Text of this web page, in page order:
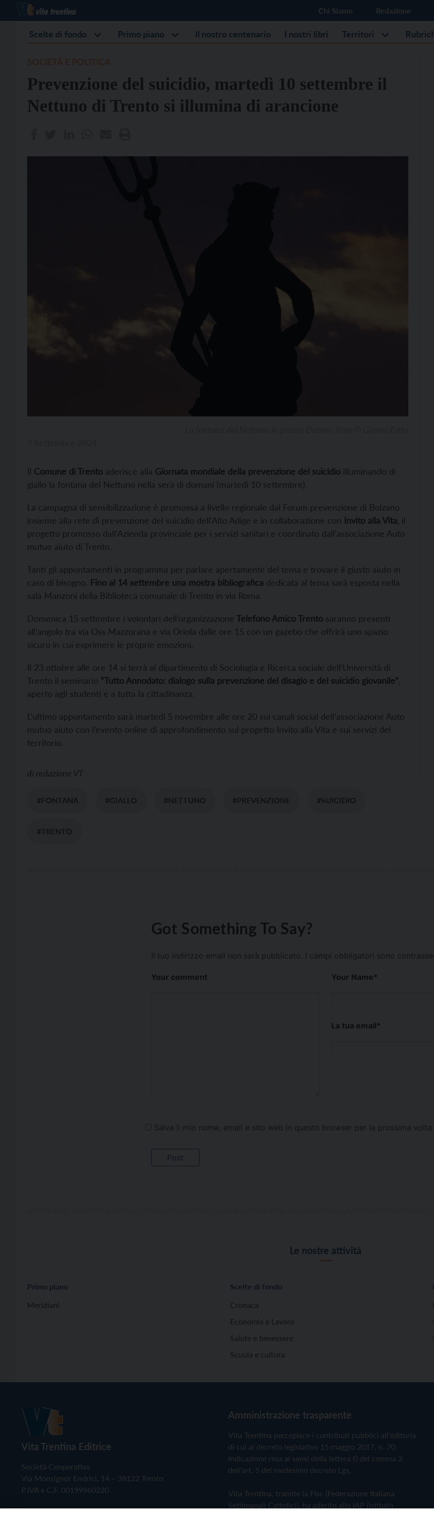
Chi Siamo Redazione
Scelte di fondo Primo piano Il nostro centenario I nostri libri Territori
Prevenzione del suicidio, martedì 10 settembre il
Nettuno di Trento si illumina di arancione
Il Comune di Trento aderisce alla Giornata mondiale della prevenzione del suicidio illuminando di
giallo la fontana del Nettuno nella sera di domani (martedì 10 settembre).
La campagna di sensibilizzazione è promossa a livello regionale dal Forum prevenzione di Bolzano
insieme alla rete di prevenzione del suicidio dell’Alto Adige e in collaborazione con Invito alla Vita , il
progetto promosso dall’Azienda provinciale per i servizi sanitari e coordinato dall’associazione Auto
mutuo aiuto di Trento.
Tanti gli appuntamenti in programma per parlare apertamente del tema e trovare il giusto aiuto in
caso di bisogno. Fino al 14 settembre una mostra bibliografica dedicata al tema sarà esposta nella
sala Manzoni della Biblioteca comunale di Trento in via Roma.
Domenica 15 settembre i volontari dell’organizzazione Telefono Amico Trento saranno presenti
all’angolo tra via Oss Mazzurana e via Oriola dalle ore 15 con un gazebo che offrirà uno spazio
sicuro in cui esprimere le proprie emozioni.
Il 23 ottobre alle ore 14 si terrà al dipartimento di Sociologia e Ricerca sociale dell’Università di
Trento il seminario “Tutto Annodato: dialogo sulla prevenzione del disagio e del suicidio giovanile”
aperto agli studenti e a tutta la cittadinanza.
L’ultimo appuntamento sarà martedì 5 novembre alle ore 20 sui canali social dell’associazione Auto
mutuo aiuto con l’evento online di approfondimento sul progetto Invito alla Vita e sui servizi del
territorio.
di redazione VT
#FONTANA #GIALLO #NETTUNO #PREVENZIONE #SUICIDIO
#TRENTO
Got Something To Say?
Il tuo indirizzo email non sarà pubblicato. I campi obbligatori sono
Your comment Your Name*
La tua email*
Salva il mio nome, email e sito web in questo browser per la prossima volta
Le nostre attività
Primo piano
Meridiani
Scelte di fondo
Cronaca
Economia e Lavoro
Salute e benessere
Scuola e cultura
Vita Trentina Editrice
Società Cooperativa
Via Monsignor Endrici, 14 – 38122 Trento
P.IVA e C.F. 00199960220
Amministrazione trasparente
Vita Trentina percepisce i contributi pubblici all'editoria
di cui al decreto legislativo 15 maggio 2017, n. 70.
Indicazione resa ai sensi della lettera f) del comma 2
dell'art. 5 del medesimo decreto Lgs.
Vita Trentina, tramite la Fisc (Federazione Italiana
Settimanali Cattolici), ha aderito allo IAP (Istituto